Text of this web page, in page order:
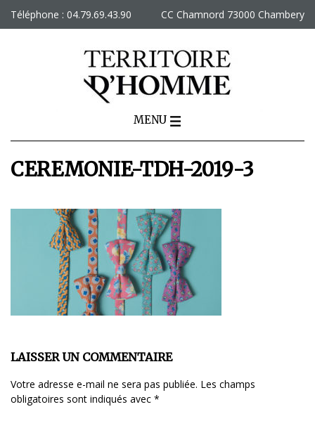
Téléphone : 04.79.69.43.90 CC Chamnord 73000 Chambery
MENU
CEREMONIE-TDH-2019-3
LAISSER UN COMMENTAIRE
Votre adresse e-mail ne sera pas publiée. Les champs
obligatoires sont indiqués avec *